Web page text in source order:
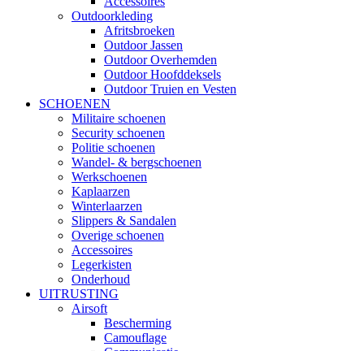
Outdoorkleding
Afritsbroeken
Outdoor Jassen
Outdoor Overhemden
Outdoor Hoofddeksels
Outdoor Truien en Vesten
SCHOENEN
Militaire schoenen
Security schoenen
Politie schoenen
Wandel- & bergschoenen
Werkschoenen
Kaplaarzen
Winterlaarzen
Slippers & Sandalen
Overige schoenen
Accessoires
Legerkisten
Onderhoud
UITRUSTING
Airsoft
Bescherming
Camouflage